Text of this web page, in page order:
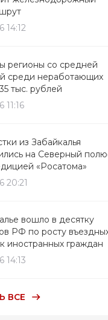
14:12
регионы со средней
среди неработающих
тыс. рублей
11:16
из Забайкалья
на Северный
«Росатома»
20:21
вошло в десятку
РФ по росту
иностранных граждан
14:13
ВСЕ